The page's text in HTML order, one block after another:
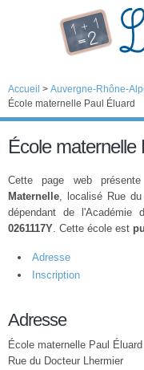
Accueil > Auvergne-Rhône-
École maternelle Paul Éluard
École maternelle
Cette page web
Maternelle, localisé Rue du
dépendant de l'Académie
0261117Y. Cette école est
Adresse
Inscription
Adresse
École maternelle Paul Éluard
Rue du Docteur Lhermier